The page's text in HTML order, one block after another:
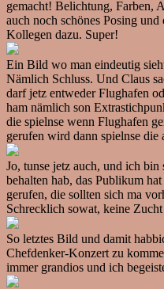
gemacht! Belichtung, Farben,
auch noch schönes Posing
Kollegen dazu. Super!
Ein Bild wo man eindeutig
Nämlich Schluss. Und Claus
darf jetz entweder Flughafen
ham nämlich son
die spielnse wenn Flughafen
gerufen wird dann spielnse die
Jo, tunse jetz auch, und ich bin
behalten hab, das Publikum
gerufen, die sollten sich ma
Schrecklich sowat, keine
So letztes Bild und damit
Chefdenker-Konzert zu
immer grandios und ich